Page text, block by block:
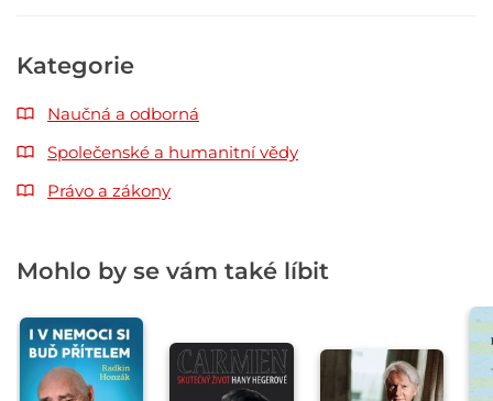
Kategorie
Naučná a odborná
Společenské a humanitní vědy
Právo a zákony
Mohlo by se vám také líbit